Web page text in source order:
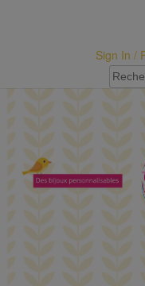
Sign In /
pour :